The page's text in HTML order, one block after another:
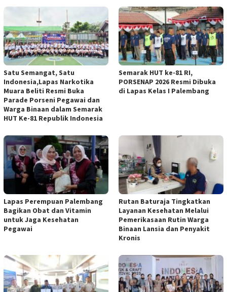
Satu Semangat, Satu
Indonesia,Lapas Narkotika
Muara Beliti Resmi Buka
Parade Porseni Pegawai dan
Warga Binaan dalam Semarak
HUT Ke-81 Republik Indonesia
Semarak HUT ke-81 RI,
PORSENAP 2026 Resmi Dibuka
di Lapas Kelas I Palembang
Lapas Perempuan Palembang
Bagikan Obat dan Vitamin
untuk Jaga Kesehatan
Pegawai
Rutan Baturaja Tingkatkan
Layanan Kesehatan Melalui
Pemerikasaan Rutin Warga
Binaan Lansia dan Penyakit
Kronis